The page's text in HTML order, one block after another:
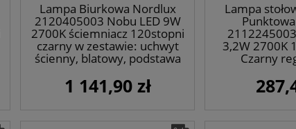
Lampa Biurkowa Nordlux
2120405003 Nobu LED 9W
2700K ściemniacz 120stopni
czarny w zestawie: uchwyt
ścienny, blatowy, podstawa
płaska
1 141,90 zł
Lampa
3,2W 2700K
Czarny